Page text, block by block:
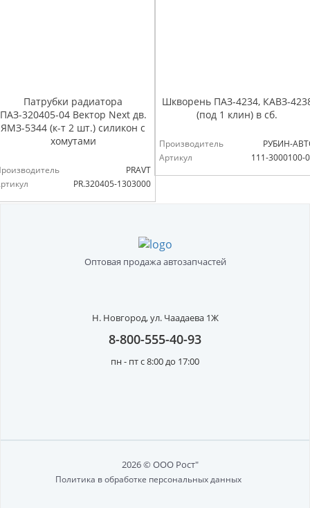
Патрубки радиатора
ПАЗ-320405-04 Вектор Next дв.
ЯМЗ-5344 (к-т 2 шт.) силикон с
хомутами
PRAVT
PR.320405-1303000
Шкворень ПАЗ-4234, КАВЗ-
(под 1 клин) в сб.
Производитель
РУБИН-
Артикул
111-3000100-
Оптовая продажа автозапчастей
Н. Новгород,ул. Чаадаева 1Ж
8-800-555-40-93
пн - пт с 8:00 до 17:00
2026 © ООО Рост"
Политика в обработке персональных данных